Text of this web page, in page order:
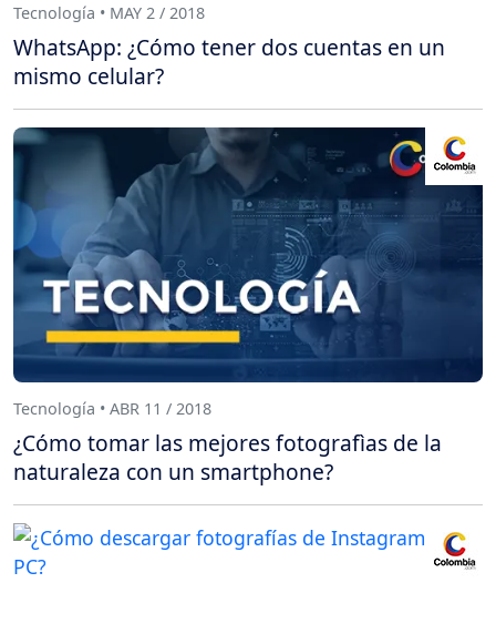
Tecnología • MAY 2 / 2018
WhatsApp: ¿Cómo tener dos cuentas en un
mismo celular?
Tecnología • ABR 11 / 2018
¿Cómo tomar las mejores fotografìas de la
naturaleza con un smartphone?